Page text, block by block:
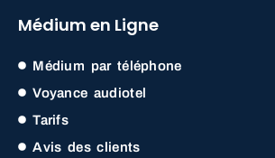
Médium en Ligne
Médium par téléphone
Voyance audiotel
Tarifs
Avis des clients